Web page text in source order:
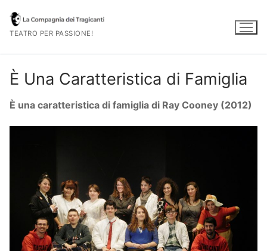
contenuto
TEATRO PER PASSIONE!
È Una Caratteristica di Famiglia
È una caratteristica di famiglia di Ray Cooney (2012)